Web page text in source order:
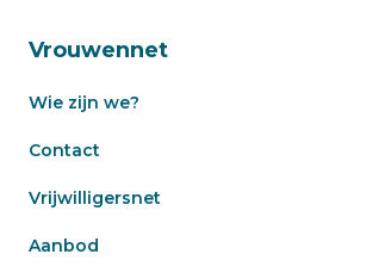
Vrouwennet
Wie zijn we?
Contact
Vrijwilligersnet
Aanbod